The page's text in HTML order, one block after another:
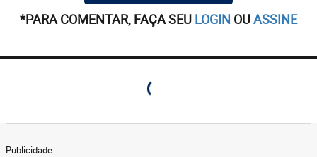
*PARA COMENTAR, FAÇA SEU LOGIN OUASSINE
Publicidade